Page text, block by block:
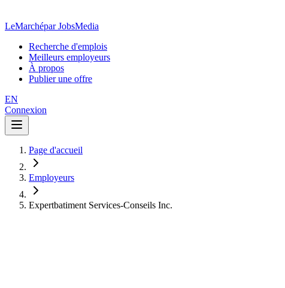
LeMarchépar JobsMedia
Recherche d'emplois
Meilleurs employeurs
À propos
Publier une offre
EN
Connexion
Page d'accueil
Employeurs
Expertbatiment Services-Conseils Inc.